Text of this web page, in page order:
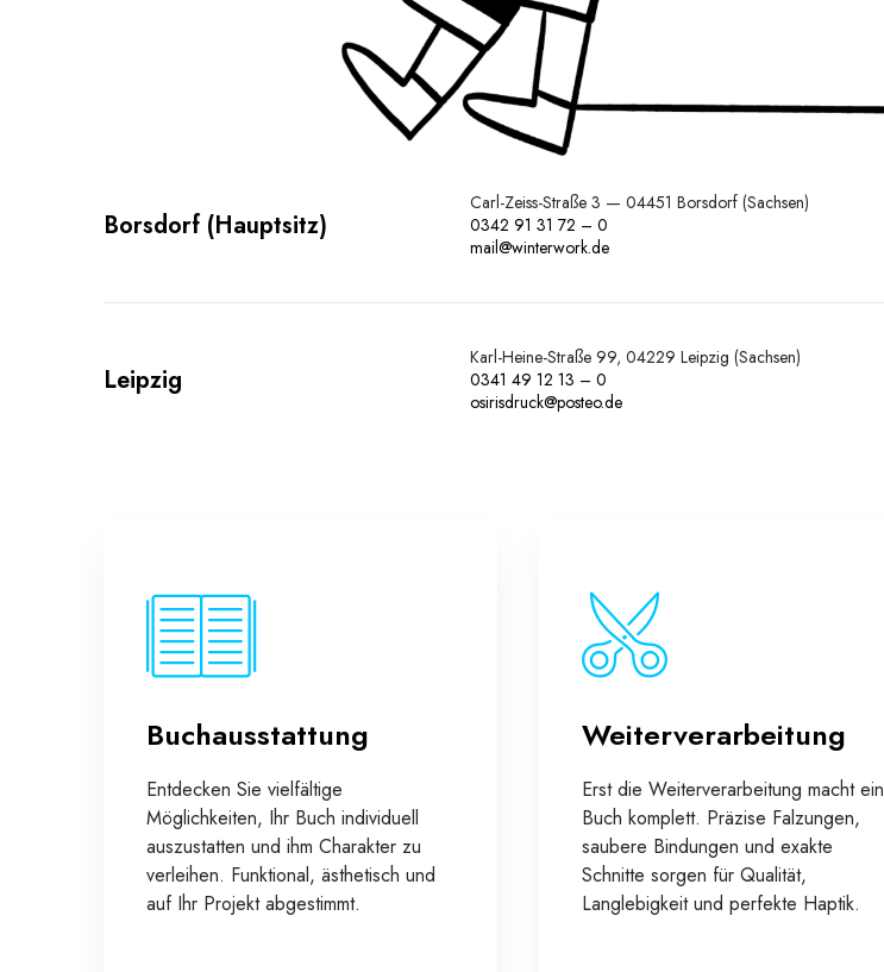
Borsdorf (Hauptsitz)
Carl-Zeiss-Straße 3 — 04451 Borsdorf (Sachsen)
0342 91 31 72 – 0
mail@winterwork.de
Leipzig
Karl-Heine-Straße 99, 04229 Leipzig (Sachsen)
0341 49 12 13 – 0
osirisdruck@posteo.de
Buchausstattung
Entdecken Sie vielfältige
Möglichkeiten, Ihr Buch individuell
auszustatten und ihm Charakter zu
verleihen. Funktional, ästhetisch und
auf Ihr Projekt abgestimmt.
Weiterverarbeitung
Erst die Weiterverarbeitung macht ein
Buch komplett. Präzise Falzungen,
saubere Bindungen und exakte
Schnitte sorgen für Qualität,
Langlebigkeit und perfekte Haptik.